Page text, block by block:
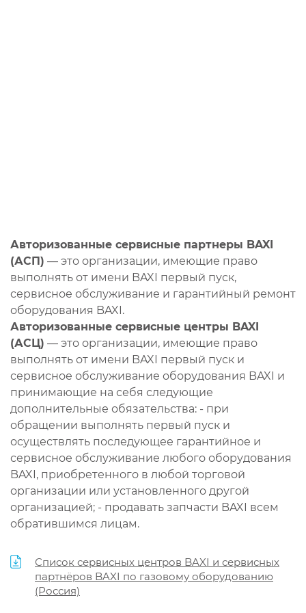
Авторизованные сервисные партнеры BAXI
(АСП) — это организации, имеющие право
выполнять от имени BAXI первый пуск,
сервисное обслуживание и гарантийный ремонт
оборудования BAXI.
Авторизованные сервисные центры BAXI
(АСЦ) — это организации, имеющие право
выполнять от имени BAXI первый пуск и
сервисное обслуживание оборудования BAXI и
принимающие на себя следующие
дополнительные обязательства: - при
обращении выполнять первый пуск и
осуществлять последующее гарантийное и
сервисное обслуживание любого оборудования
BAXI, приобретенного в любой торговой
организации или установленного другой
организацией; - продавать запчасти BAXI всем
обратившимся лицам.
Список сервисных центров BAXI и сервисных
партнёров BAXI по газовому оборудованию
(Россия)